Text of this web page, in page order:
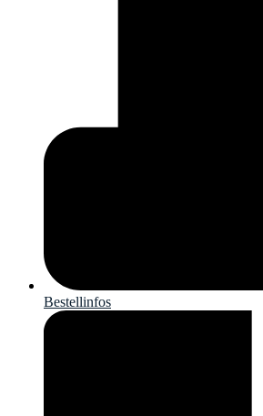
Bestellinfos